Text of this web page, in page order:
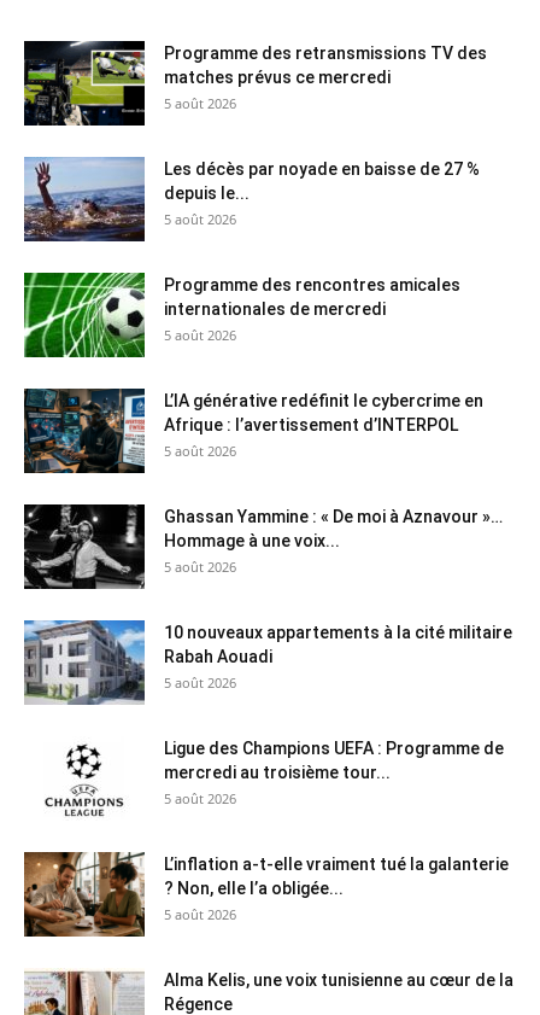
Programme des retransmissions TV des
matches prévus ce mercredi
5 août 2026
Les décès par noyade en baisse de 27 %
depuis le...
5 août 2026
Programme des rencontres amicales
internationales de mercredi
5 août 2026
L’IA générative redéfinit le cybercrime en
Afrique : l’avertissement d’INTERPOL
5 août 2026
Ghassan Yammine : « De moi à Aznavour »…
Hommage à une voix...
5 août 2026
10 nouveaux appartements à la cité militaire
Rabah Aouadi
5 août 2026
Ligue des Champions UEFA : Programme de
mercredi au troisième tour...
5 août 2026
L’inflation a-t-elle vraiment tué la galanterie
? Non, elle l’a obligée...
5 août 2026
Alma Kelis, une voix tunisienne au cœur de la
Régence